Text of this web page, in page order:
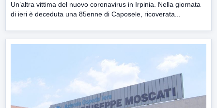
Un’altra vittima del nuovo coronavirus in Irpinia. Nella giornata
di ieri è deceduta una 85enne di Caposele, ricoverata...